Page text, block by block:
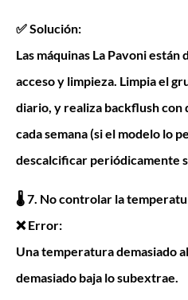
✅ Solución:
Las máquinas La Pavoni están
acceso y limpieza. Limpia el
diario, y realiza backflush
cada semana (si el modelo lo
descalcificar periódicamente
🌡️ 7. No controlar la
❌ Error:
Una temperatura demasiado
demasiado baja lo subextrae.